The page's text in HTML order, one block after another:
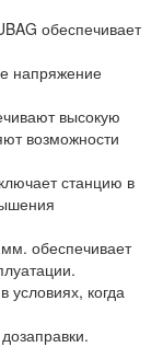
обеспечивает
напряжение
высокую
возможности
станцию в
обеспечивает
когда